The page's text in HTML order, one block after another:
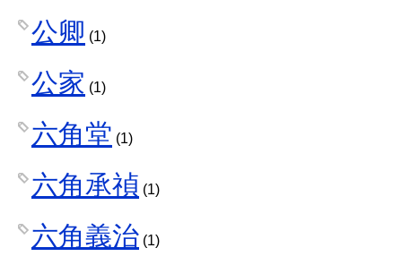
公卿 (1)
公家 (1)
六角堂 (1)
六角承禎 (1)
六角義治 (1)